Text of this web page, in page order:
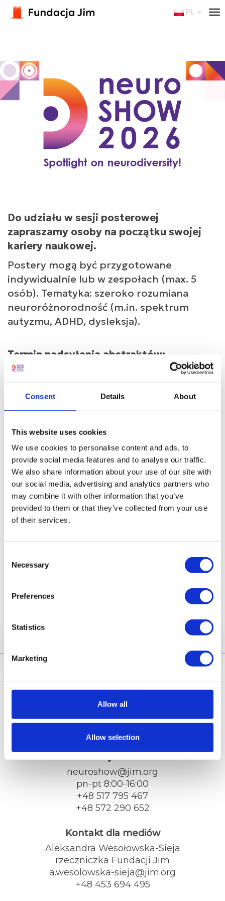
Consent Details About
This website uses cookies
We use cookies to personalise content and ads, to
provide social media features and to analyse our traffic.
We also share information about your use of our site with
our social media, advertising and analytics partners who
may combine it with other information that you’ve
provided to them or that they’ve collected from your use
of their services.
Selection
Necessary
Preferences
Statistics
Marketing
Allow all
Allow selection
PL
Do udziału w sesji posterowej
zapraszamy osoby na początku swojej
kariery naukowej.
Postery mogą być przygotowane
indywidualnie lub w zespołach (max. 5
osób). Tematyka: szeroko rozumiana
neuroróżnorodność (m.in. spektrum
autyzmu, ADHD, dysleksja).
Termin nadsyłania abstraktów:
14.07.2026
Termin nadsyłania posterów dla
zakwalifikowanych prac: 31.08.2026
W razie pytań prosimy o kontakt na:
posters@jim.org
Formularz abstraktów
* Abstrakty przyjmujemy wyłącznie w języku angielskim.
Abstrakty nie mogą zawierać imion, nazwisk ani afiliacji
Formularz jest nieaktywny.
zakończyło się dnia
2026-07-17
o
Dane kontaktowe
ul. Tatrzańska 105
93-279 Łódź
jim.org
neuroshow@jim.org
pn-pt 8:00-16:00
+48 517 795 467
+48 572 290 652
Kontakt dla mediów
Aleksandra Wesołowska-Sieja
rzeczniczka Fundacji Jim
a.wesolowska-sieja@jim.org
+48 453 694 495